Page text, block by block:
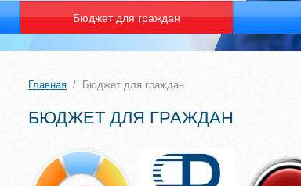
Главная / Бюджет для граждан
БЮДЖЕТ ДЛЯ ГРАЖДАН
Бюджет для граждан